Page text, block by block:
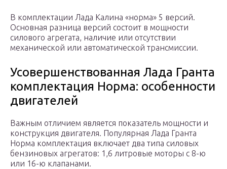
В комплектации Лада Калина «норма» 5 версий.
Основная разница версий состоит в мощности
силового агрегата, наличие или отсутствии
механической или автоматической трансмиссии.
Усовершенствованная Лада Гранта
комплектация Норма: особенности
двигателей
Важным отличием является показатель мощности и
конструкция двигателя. Популярная Лада Гранта
Норма комплектация включает два типа силовых
бензиновых агрегатов: 1,6 литровые моторы с 8-ю
или 16-ю клапанами.